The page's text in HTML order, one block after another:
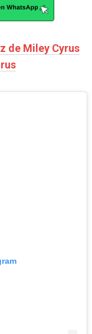
de Miley Cyrus